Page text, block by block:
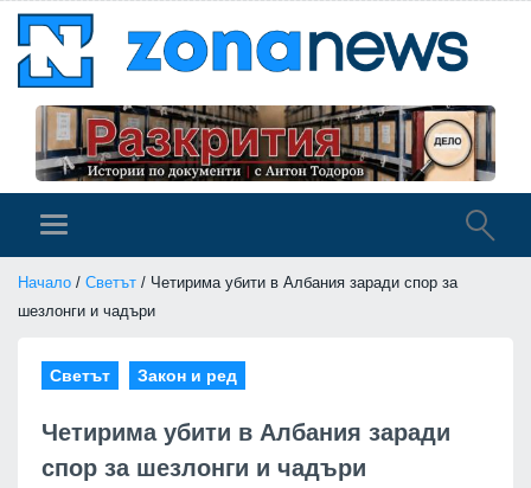
Начало / Светът / Четирима убити в Албания заради спор за
шезлонги и чадъри
Светът Закон и ред
Четирима убити в Албания заради
спор за шезлонги и чадъри